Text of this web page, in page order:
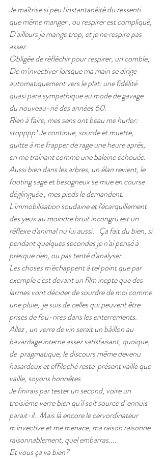
Je maîtrise si peu l'instantanéité du ressenti
que même manger , ou respirer est compliqué,
D'ailleurs je mange trop, et je ne respire pas
assez.
Obligée de réfléchir pour respirer, un comble;
De m'invectiver lorsque ma main se dirige
automatiquement vers le plat: une fidélité
quasi para sympathique au mode de gavage
du nouveau-né des années 60.
Rien à faire, mes sens ont beau me hurler:
stopppp! Je continue, sourde et muette,
quitte à me frapper de rage une heure après,
en me traînant comme une baleine échouée.
Aussi bien dans les arbres, un élan revient, le
footing sage et besogneux se mue en course
déglinguée , mes pieds le demandent.
L'immobilisation soudaine et l'écarquillement
des yeux au moindre bruit incongru est un
réflexe d'animal nu lui aussi.   Ça fait du bien, si
pendant quelques secondes je n'ai pensé à
presque rien, ou pas tenté d'analyser..
Les choses m'échappent à tel point que par
exemple c'est devant un film inepte que des
larmes vont décider de sourdre de moi comme
une pluie,  je suis de celles qui peuvent être
prises de fou-rires dans les enterrements.
Allez , un verre de vin serait un bâillon au
bavardage interne assez satisfaisant, quoique,
de  pragmatique, le discours même devenu
hasardeux et effiloché reste  présent vaille que
vaille, soyons honnêtes
Je finirais par tester un second, voire un
troisième verre bien qu'il soit source d' ennuis
parait-il.  Mais là encore le cervordinateur
m'invective et me menace, ma raison raisonne
raisonnablement, quel embarras....
Et vous ça va bien?